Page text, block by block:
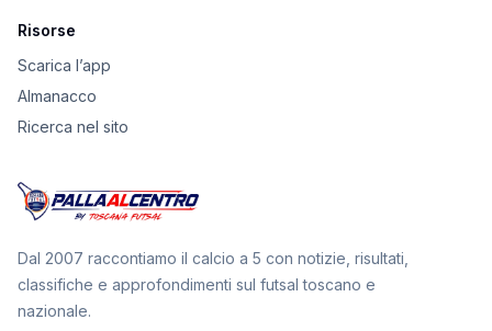
Risorse
Scarica l’app
Almanacco
Ricerca nel sito
Dal 2007 raccontiamo il calcio a 5 con notizie, risultati,
classifiche e approfondimenti sul futsal toscano e
nazionale.